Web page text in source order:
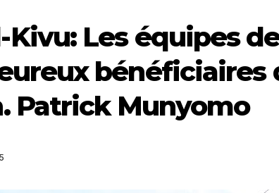
Kivu: Les équipes
bénéficiaires
Patrick Munyomo